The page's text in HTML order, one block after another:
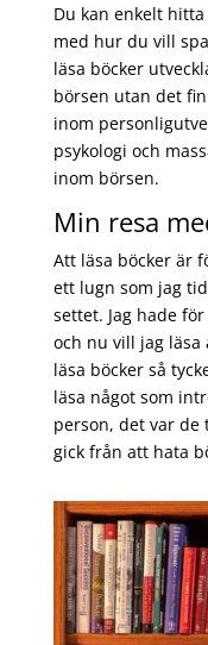
Du kan enkelt
med hur du vill
läsa böcker
börsen utan det
inom
psykologi och
inom börsen.
Min resa
Att läsa böcker är
ett lugn som jag
settet. Jag hade
och nu vill jag
läsa böcker så
läsa något som
person, det var de
gick från att hata